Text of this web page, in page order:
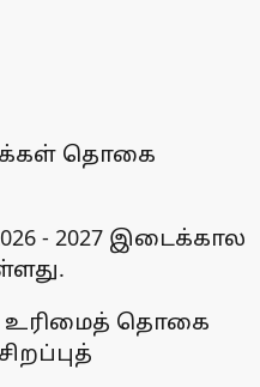
மக்கள் தொகை
- 2027 இடைக்கால
உரிமைத் தொகை